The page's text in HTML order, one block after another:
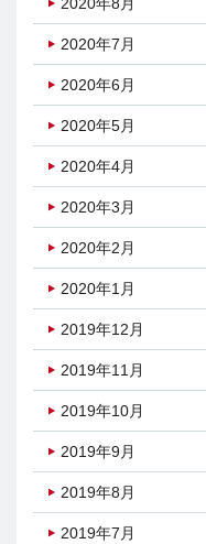
2020年7月
2020年6月
2020年5月
2020年4月
2020年3月
2020年2月
2020年1月
2019年12月
2019年11月
2019年10月
2019年9月
2019年8月
2019年7月